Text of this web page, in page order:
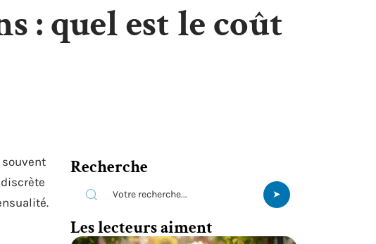
: quel est le coût
souvent
Recherche
Les lecteurs aiment